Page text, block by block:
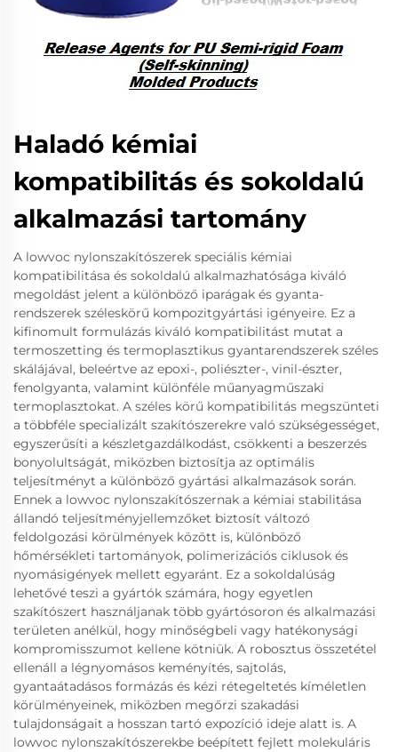
Haladó kémiai
kompatibilitás és sokoldalú
alkalmazási tartomány
A lowvoc nylonszakítószerek speciális kémiai
kompatibilitása és sokoldalú alkalmazhatósága kiváló
megoldást jelent a különböző iparágak és gyanta-
rendszerek széleskörű kompozitgyártási igényeire. Ez a
kifinomult formulázás kiváló kompatibilitást mutat a
termoszetting és termoplasztikus gyantarendszerek széles
skálájával, beleértve az epoxi-, poliészter-, vinil-észter,
fenolgyanta, valamint különféle műanyagműszaki
termoplasztokat. A széles körű kompatibilitás megszünteti
a többféle specializált szakítószerekre való szükségességet,
egyszerűsíti a készletgazdálkodást, csökkenti a beszerzés
bonyolultságát, miközben biztosítja az optimális
teljesítményt a különböző gyártási alkalmazások során.
Ennek a lowvoc nylonszakítószernak a kémiai stabilitása
állandó teljesítményjellemzőket biztosít változó
feldolgozási körülmények között is, különböző
hőmérsékleti tartományok, polimerizációs ciklusok és
nyomásigények mellett egyaránt. Ez a sokoldalúság
lehetővé teszi a gyártók számára, hogy egyetlen
szakítószert használjanak több gyártósoron és alkalmazási
területen anélkül, hogy minőségbeli vagy hatékonysági
kompromisszumot kellene kötniük. A robosztus összetétel
ellenáll a légnyomásos keményítés, sajtolás,
gyantaátadásos formázás és kézi rétegeltetés kíméletlen
körülményeinek, miközben megőrzi szakadási
tulajdonságait a hosszan tartó expozíció ideje alatt is. A
lowvoc nylonszakítószerekbe beépített fejlett molekuláris